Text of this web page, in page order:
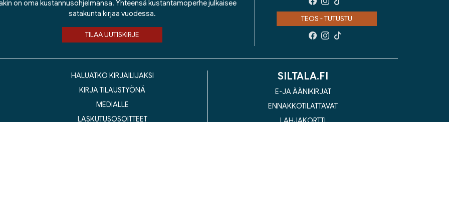
on oma kustannusohjelmansa. Yhteensä kustantamoperhe julkaisee
satakunta kirjaa vuodessa.
TILAA UUTISKIRJE
TEOS - TUTUSTU
HALUATKO KIRJAILIJAKSI
KIRJA TILAUSTYÖNÄ
MEDIALLE
LASKUTUSOSOITTEET
SILTALA.FI
E-JA ÄÄNIKIRJAT
ENNAKKOTILATTAVAT
LAHJAKORTTI